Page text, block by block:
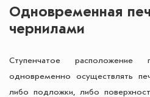
Одновременная
чернилами
Ступенчатое расположение
одновременно осуществлять
либо подложки, либо